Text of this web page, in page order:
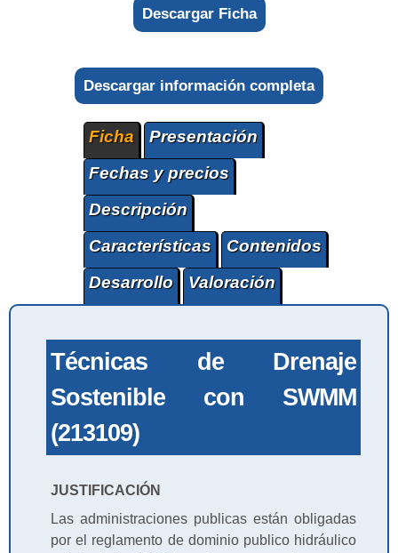
Descargar Ficha
Descargar información completa
Ficha
Presentación
Fechas y precios
Descripción
Características
Contenidos
Desarrollo
Valoración
Técnicas de Drenaje
Sostenible con SWMM
(213109)
JUSTIFICACIÓN
Las administraciones publicas están obligadas
por el reglamento de dominio publico hidráulico